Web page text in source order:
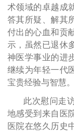
术领域的卓越成
答其所疑、解其
付出的心血和贡
示，虽然已退休
神医学事业的进
继续为年轻一代
宝贵经验与智慧。
此次慰问走
地感受到来自医
医院在悠久历史